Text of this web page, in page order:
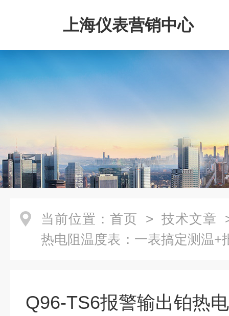
上海仪表营销中心
当前位置： 首页 > 技术文章
热电阻温度表：一表搞定测温+
Q96-TS6报警输出铂热